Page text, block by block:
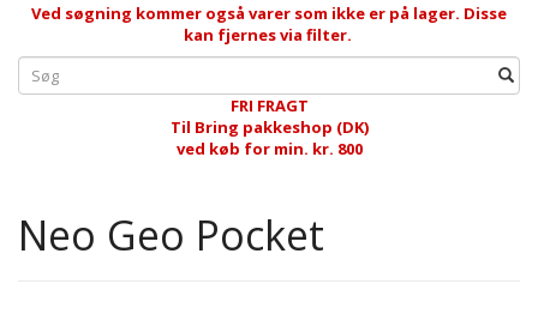
Ved søgning kommer også varer som ikke er på lager. Disse
kan fjernes via filter.
FRI FRAGT
Til Bring pakkeshop (DK)
ved køb for min. kr. 800
Neo Geo Pocket